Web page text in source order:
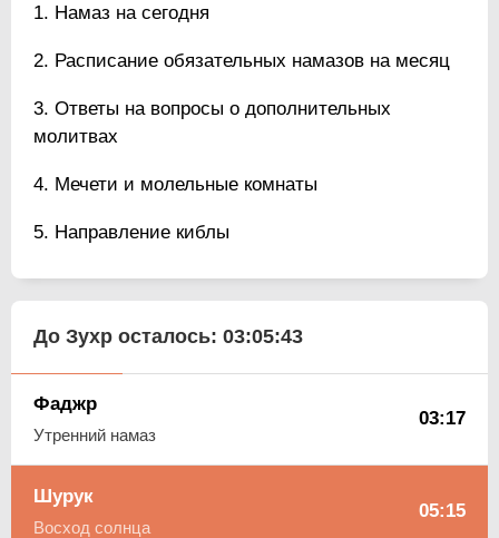
Намаз на сегодня
Расписание обязательных намазов на месяц
Ответы на вопросы о дополнительных
молитвах
Мечети и молельные комнаты
Направление киблы
До Зухр осталось: 03:05:42
Фаджр
Утренний намаз
03:17
Шурук
Восход солнца
05:15